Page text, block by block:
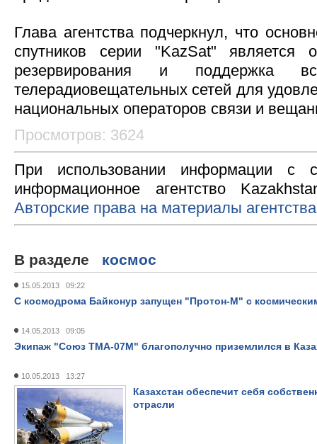
Глава агентства подчеркнул, что
спутников серии "KazSat" является
резервирования и поддержка
телерадиовещательных сетей для
национальных операторов связи и
Просмотров: 3624
При использовании информации с
информационное агентство
Авторские права на материалы
В разделе космос
15.05.2013 09:22
С космодрома Байконур запущен "Протон-М" с
14.05.2013 09:05
Экипаж "Союз ТМА-07М" благополучно приземлился в
10.05.2013 13:27
Казахстан обеспечит себя
отрасли